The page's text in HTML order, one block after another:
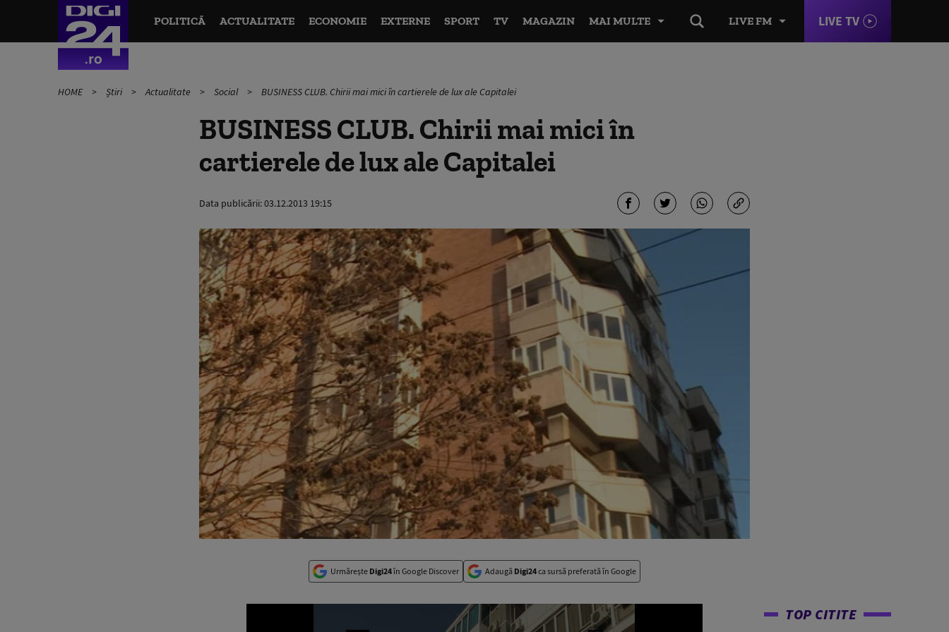
LIVE FM LIVE TV
POLITICĂ ACTUALITATE ECONOMIE EXTERNE SPORT TV MAGAZIN MAI MULTE
HOME Știri Actualitate Social BUSINESS CLUB. Chirii mai mici în cartierele de lux ale Capitalei
BUSINESS CLUB. Chirii mai mici în
cartierele de lux ale Capitalei
Data publicării:03.12.2013 19:15
Urmărește Digi24în Google Discover Adaugă Digi24ca sursă preferată în Google
TOP CITITE